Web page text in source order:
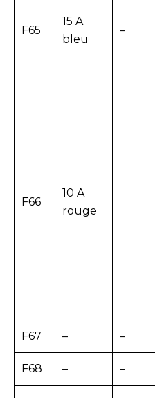
F65
15 A
bleu
–
F66
10 A
rouge
F67 – –
F68 – –